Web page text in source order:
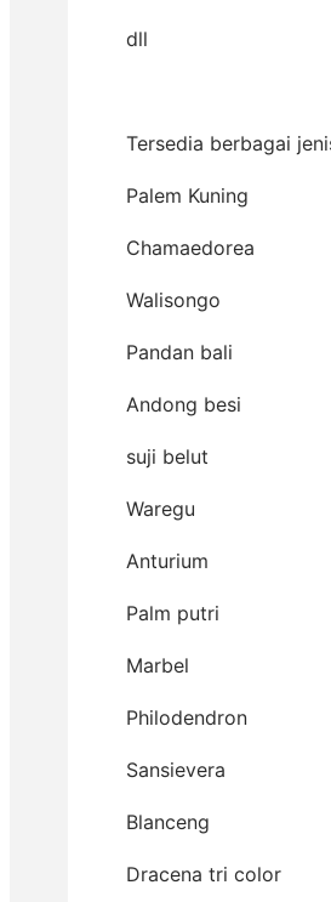
dll
Tersedia berbagai
Palem Kuning
Chamaedorea
Walisongo
Pandan bali
Andong besi
suji belut
Waregu
Anturium
Palm putri
Marbel
Philodendron
Sansievera
Blanceng
Dracena tri color